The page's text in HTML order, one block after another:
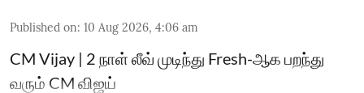
Published on: 10 Aug 2026, 4:06 am
CM Vijay | 2 நாள் லீவ் முடிந்து Fresh-ஆக பறந்து
வரும் CM விஜய்